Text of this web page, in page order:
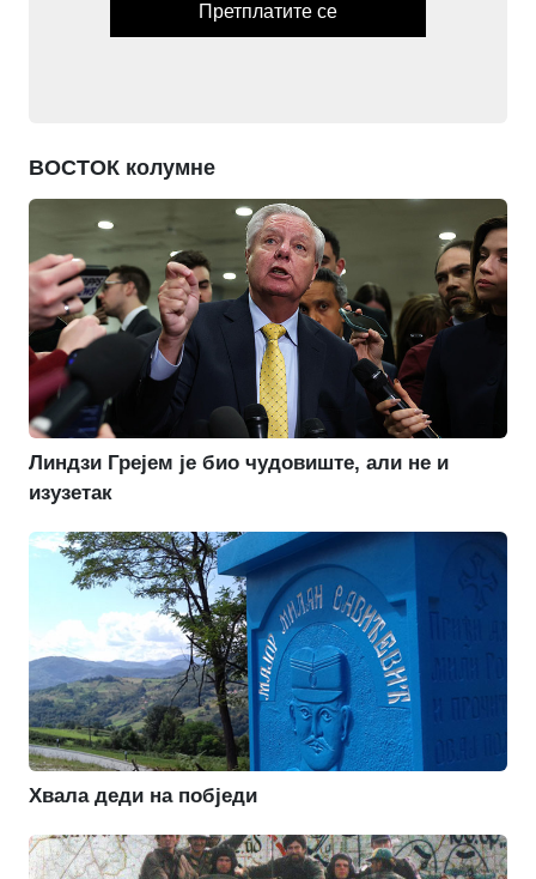
Претплатите се
ВОСТОК колумне
Линдзи Грејем је био чудовиште, али не и
изузетак
Хвала деди на побједи